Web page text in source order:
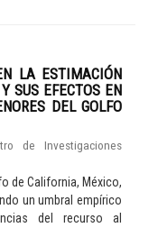
LA ESTIMACIÓN
SUS EFECTOS EN
DEL GOLFO
de Investigaciones
de California, México,
un umbral empírico
del recurso al